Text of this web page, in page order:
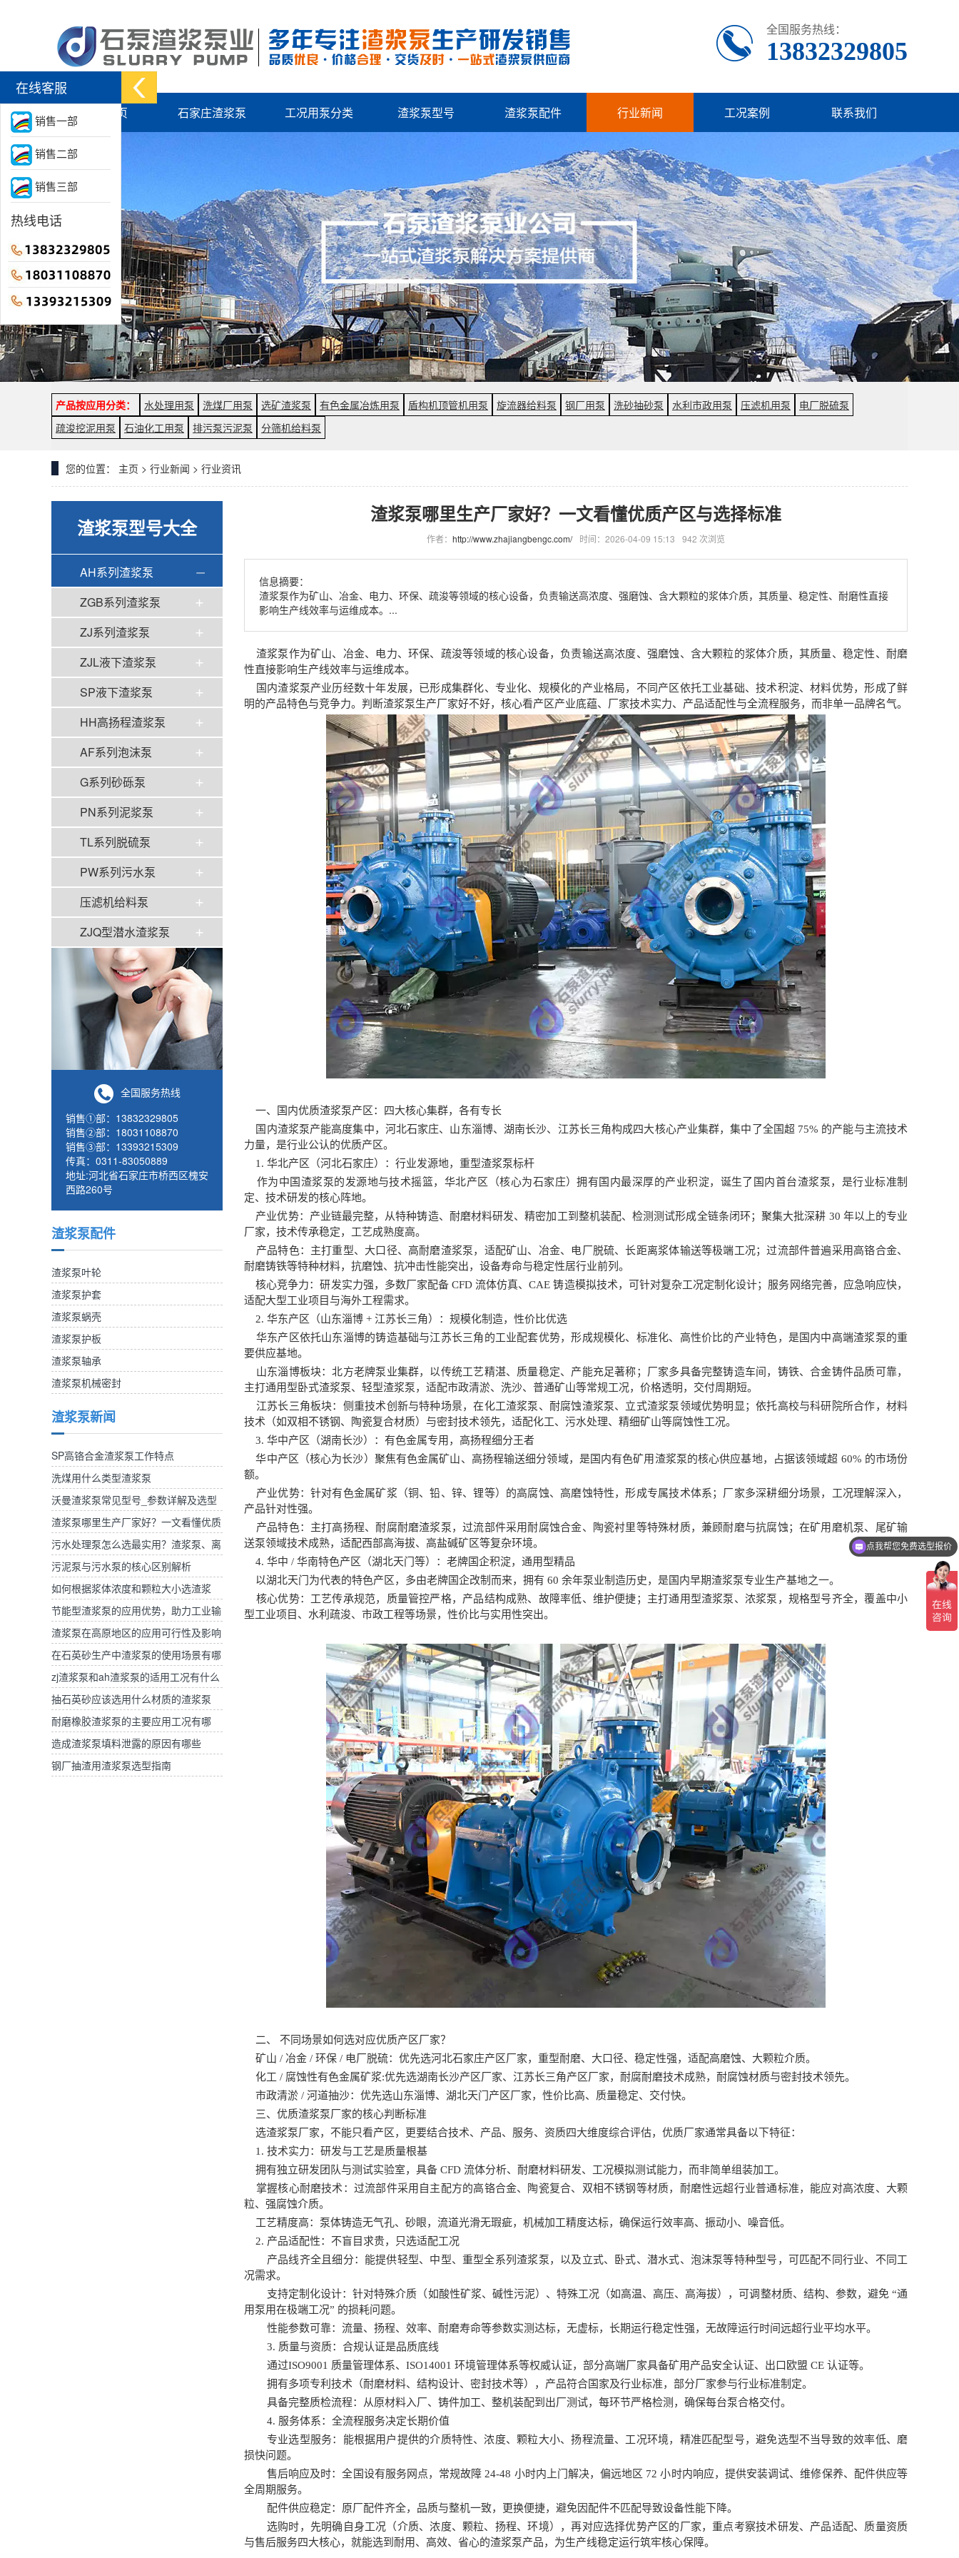
全国服务热线：
13832329805
网站首页 石家庄渣浆泵 工况用泵分类 渣浆泵型号 渣浆泵配件 行业新闻 工况案例 联系我们
产品按应用分类： 水处理用泵 洗煤厂用泵 选矿渣浆泵 有色金属冶炼用泵 盾构机顶管机用泵 旋流器给料泵 钢厂用泵 洗砂抽砂泵 水利市政用泵 压滤机用泵
电厂脱硫泵
疏浚挖泥用泵
石油化工用泵 排污泵污泥泵 分筛机给料泵
您的位置： 主页 > 行业新闻 > 行业资讯
渣浆泵型号大全
AH系列渣浆泵
ZGB系列渣浆泵
ZJ系列渣浆泵
ZJL液下渣浆泵
SP液下渣浆泵
HH高扬程渣浆泵
AF系列泡沫泵
G系列砂砾泵
PN系列泥浆泵
TL系列脱硫泵
PW系列污水泵
压滤机给料泵
ZJQ型潜水渣浆泵
全国服务热线
销售①部：13832329805
销售②部：18031108870
销售③部：13393215309
传真：0311-83050889
地址:河北省石家庄市桥西区槐安
西路260号
渣浆泵配件
渣浆泵叶轮
渣浆泵护套
渣浆泵蜗壳
渣浆泵护板
渣浆泵轴承
渣浆泵机械密封
渣浆泵新闻
SP高铬合金渣浆泵工作特点
洗煤用什么类型渣浆泵
沃曼渣浆泵常见型号_参数详解及选型
参考
渣浆泵哪里生产厂家好？一文看懂优质
产区与选择标准
污水处理泵怎么选最实用？渣浆泵、离
心泵、自吸泵选型对比
污泥泵与污水泵的核心区别解析
如何根据浆体浓度和颗粒大小选渣浆
泵？
节能型渣浆泵的应用优势，助力工业输
送降本增效
渣浆泵在高原地区的应用可行性及影响
应对策略
在石英砂生产中渣浆泵的使用场景有哪
些？
zj渣浆泵和ah渣浆泵的适用工况有什么
区别
抽石英砂应该选用什么材质的渣浆泵
耐磨橡胶渣浆泵的主要应用工况有哪
些？
造成渣浆泵填料泄露的原因有哪些
钢厂抽渣用渣浆泵选型指南
渣浆泵哪里生产厂家好？一文看懂优质产区与选择标准
作者： http://www.zhajiangbengc.com/ 时间：2026-04-09 15:13 942 次浏览
信息摘要：
渣浆泵作为矿山、冶金、电力、环保、疏浚等领域的核心设备，负责输送高浓度、强磨蚀、含大颗粒的浆体介质，其质量、稳定性、耐磨性直接
影响生产线效率与运维成本。...
渣浆泵作为矿山、冶金、电力、环保、疏浚等领域的核心设备，负责输送高浓度、强磨蚀、含大颗粒的浆体介质，其质量、稳定性、耐磨
性直接影响生产线效率与运维成本。
国内渣浆泵产业历经数十年发展，已形成集群化、专业化、规模化的产业格局，不同产区依托工业基础、技术积淀、材料优势，形成了鲜
明的产品特色与竞争力。判断渣浆泵生产厂家好不好，核心看产区产业底蕴、厂家技术实力、产品适配性与全流程服务，而非单一品牌名气。
一、国内优质渣浆泵产区：四大核心集群，各有专长
国内渣浆泵产能高度集中，河北石家庄、山东淄博、湖南长沙、江苏长三角构成四大核心产业集群，集中了全国超 75% 的产能与主流技术
力量，是行业公认的优质产区。
1. 华北产区（河北石家庄）：行业发源地，重型渣浆泵标杆
作为中国渣浆泵的发源地与技术摇篮，华北产区（核心为石家庄）拥有国内最深厚的产业积淀，诞生了国内首台渣浆泵，是行业标准制
定、技术研发的核心阵地。
产业优势：产业链最完整，从特种铸造、耐磨材料研发、精密加工到整机装配、检测测试形成全链条闭环；聚集大批深耕 30 年以上的专业
厂家，技术传承稳定，工艺成熟度高。
产品特色：主打重型、大口径、高耐磨渣浆泵，适配矿山、冶金、电厂脱硫、长距离浆体输送等极端工况；过流部件普遍采用高铬合金、
耐磨铸铁等特种材料，抗磨蚀、抗冲击性能突出，设备寿命与稳定性居行业前列。
核心竞争力：研发实力强，多数厂家配备 CFD 流体仿真、CAE 铸造模拟技术，可针对复杂工况定制化设计；服务网络完善，应急响应快，
适配大型工业项目与海外工程需求。
2. 华东产区（山东淄博 + 江苏长三角）：规模化制造，性价比优选
华东产区依托山东淄博的铸造基础与江苏长三角的工业配套优势，形成规模化、标准化、高性价比的产业特色，是国内中高端渣浆泵的重
要供应基地。
山东淄博板块：北方老牌泵业集群，以传统工艺精湛、质量稳定、产能充足著称；厂家多具备完整铸造车间，铸铁、合金铸件品质可靠，
主打通用型卧式渣浆泵、轻型渣浆泵，适配市政清淤、洗沙、普通矿山等常规工况，价格透明，交付周期短。
江苏长三角板块：侧重技术创新与特种场景，在化工渣浆泵、耐腐蚀渣浆泵、立式渣浆泵领域优势明显；依托高校与科研院所合作，材料
技术（如双相不锈钢、陶瓷复合材质）与密封技术领先，适配化工、污水处理、精细矿山等腐蚀性工况。
3. 华中产区（湖南长沙）：有色金属专用，高扬程细分王者
华中产区（核心为长沙）聚焦有色金属矿山、高扬程输送细分领域，是国内有色矿用渣浆泵的核心供应基地，占据该领域超 60% 的市场份
额。
产业优势：针对有色金属矿浆（铜、铅、锌、锂等）的高腐蚀、高磨蚀特性，形成专属技术体系；厂家多深耕细分场景，工况理解深入，
产品针对性强。
产品特色：主打高扬程、耐腐耐磨渣浆泵，过流部件采用耐腐蚀合金、陶瓷衬里等特殊材质，兼顾耐磨与抗腐蚀；在矿用磨机泵、尾矿输
送泵领域技术成熟，适配西部高海拔、高盐碱矿区等复杂环境。
4. 华中 / 华南特色产区（湖北天门等）：老牌国企积淀，通用型精品
以湖北天门为代表的特色产区，多由老牌国企改制而来，拥有 60 余年泵业制造历史，是国内早期渣浆泵专业生产基地之一。
核心优势：工艺传承规范，质量管控严格，产品结构成熟、故障率低、维护便捷；主打通用型渣浆泵、浓浆泵，规格型号齐全，覆盖中小
型工业项目、水利疏浚、市政工程等场景，性价比与实用性突出。
二、 不同场景如何选对应优质产区厂家？
矿山 / 冶金 / 环保 / 电厂脱硫：优先选河北石家庄产区厂家，重型耐磨、大口径、稳定性强，适配高磨蚀、大颗粒介质。
化工 / 腐蚀性有色金属矿浆:优先选湖南长沙产区厂家、 江苏长三角产区厂家，耐腐耐磨技术成熟，耐腐蚀材质与密封技术领先。
市政清淤 / 河道抽沙：优先选山东淄博、湖北天门产区厂家，性价比高、质量稳定、交付快。
三、优质渣浆泵厂家的核心判断标准
选渣浆泵厂家，不能只看产区，更要结合技术、产品、服务、资质四大维度综合评估，优质厂家通常具备以下特征：
1. 技术实力：研发与工艺是质量根基
拥有独立研发团队与测试实验室，具备 CFD 流体分析、耐磨材料研发、工况模拟测试能力，而非简单组装加工。
掌握核心耐磨技术：过流部件采用自主配方的高铬合金、陶瓷复合、双相不锈钢等材质，耐磨性远超行业普通标准，能应对高浓度、大颗
粒、强腐蚀介质。
工艺精度高：泵体铸造无气孔、砂眼，流道光滑无瑕疵，机械加工精度达标，确保运行效率高、振动小、噪音低。
2. 产品适配性：不盲目求贵，只选适配工况
产品线齐全且细分：能提供轻型、中型、重型全系列渣浆泵，以及立式、卧式、潜水式、泡沫泵等特种型号，可匹配不同行业、不同工
况需求。
支持定制化设计：针对特殊介质（如酸性矿浆、碱性污泥）、特殊工况（如高温、高压、高海拔），可调整材质、结构、参数，避免 “通
用泵用在极端工况” 的损耗问题。
性能参数可靠：流量、扬程、效率、耐磨寿命等参数实测达标，无虚标，长期运行稳定性强，无故障运行时间远超行业平均水平。
3. 质量与资质：合规认证是品质底线
通过ISO9001 质量管理体系、ISO14001 环境管理体系等权威认证，部分高端厂家具备矿用产品安全认证、出口欧盟 CE 认证等。
拥有多项专利技术（耐磨材料、结构设计、密封技术等），产品符合国家及行业标准，部分厂家参与行业标准制定。
具备完整质检流程：从原材料入厂、铸件加工、整机装配到出厂测试，每环节严格检测，确保每台泵合格交付。
4. 服务体系：全流程服务决定长期价值
专业选型服务：能根据用户提供的介质特性、浓度、颗粒大小、扬程流量、工况环境，精准匹配型号，避免选型不当导致的效率低、磨
损快问题。
售后响应及时：全国设有服务网点，常规故障 24-48 小时内上门解决，偏远地区 72 小时内响应，提供安装调试、维修保养、配件供应等
全周期服务。
配件供应稳定：原厂配件齐全，品质与整机一致，更换便捷，避免因配件不匹配导致设备性能下降。
选购时，先明确自身工况（介质、浓度、颗粒、扬程、环境），再对应选择优势产区的厂家，重点考察技术研发、产品适配、质量资质
与售后服务四大核心，就能选到耐用、高效、省心的渣浆泵产品，为生产线稳定运行筑牢核心保障。
在线客服
销售一部
销售二部
销售三部
热线电话
您提供下流量扬程，我帮您选择一款合适的泵，为您报价
点我帮您免费选型报价